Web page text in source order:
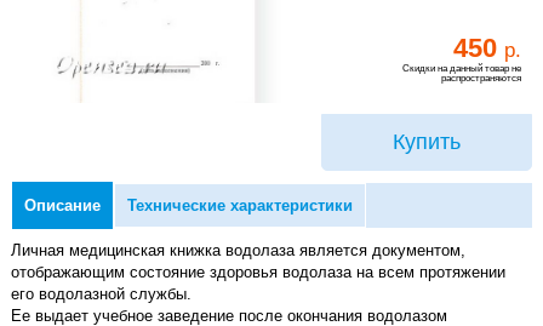
450 р.
Скидки на данный товар не
распространяются
Купить
Описание Технические характеристики
Личная медицинская книжка водолаза является документом,
отображающим состояние здоровья водолаза на всем протяжении
его водолазной службы.
Ее выдает учебное заведение после окончания водолазом